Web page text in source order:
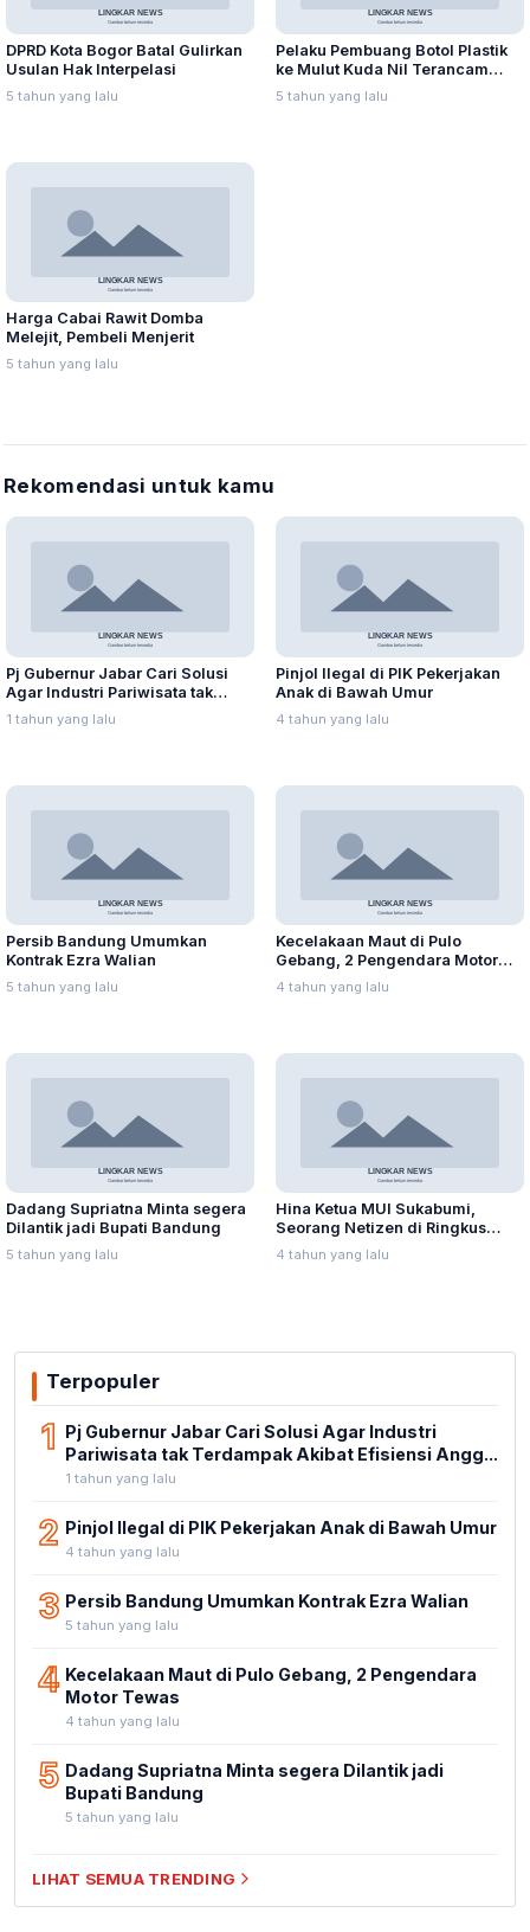
DPRD Kota Bogor Batal Gulirkan
Usulan Hak Interpelasi
5 tahun yang lalu
Pelaku Pembuang Botol Plastik
ke Mulut Kuda Nil Terancam
Penjara
5 tahun yang lalu
Harga Cabai Rawit Domba
Melejit, Pembeli Menjerit
5 tahun yang lalu
Rekomendasi untuk kamu
Pj Gubernur Jabar Cari Solusi
Agar Industri Pariwisata tak
Terdampak Akibat Efisiensi
Anggaran
1 tahun yang lalu
Pinjol Ilegal di PIK Pekerjakan
Anak di Bawah Umur
4 tahun yang lalu
Persib Bandung Umumkan
Kontrak Ezra Walian
5 tahun yang lalu
Kecelakaan Maut di Pulo
Gebang, 2 Pengendara Motor
Tewas
4 tahun yang lalu
Dadang Supriatna Minta segera
Dilantik jadi Bupati Bandung
5 tahun yang lalu
Hina Ketua MUI Sukabumi,
Seorang Netizen di Ringkus
Polisi
4 tahun yang lalu
Terpopuler
1 Pj Gubernur Jabar Cari Solusi Agar Industri
Pariwisata tak Terdampak Akibat Efisiensi Angg...
1 tahun yang lalu
2 Pinjol Ilegal di PIK Pekerjakan Anak di Bawah Umur
4 tahun yang lalu
3 Persib Bandung Umumkan Kontrak Ezra Walian
5 tahun yang lalu
4 Kecelakaan Maut di Pulo Gebang, 2 Pengendara
Motor Tewas
4 tahun yang lalu
5 Dadang Supriatna Minta segera Dilantik jadi
Bupati Bandung
5 tahun yang lalu
LIHAT SEMUA TRENDING